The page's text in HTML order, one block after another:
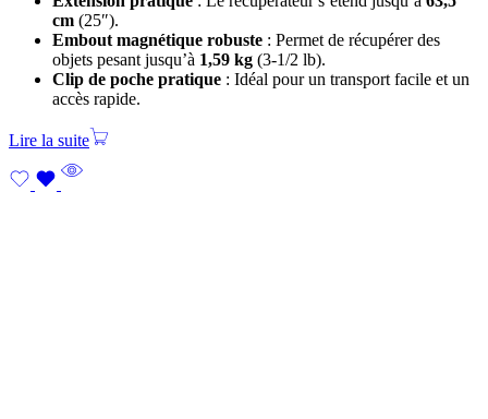
cm (25″).
Embout magnétique robuste : Permet de récupérer des
objets pesant jusqu’à 1,59 kg (3-1/2 lb).
Clip de poche pratique : Idéal pour un transport facile et un
accès rapide.
Lire la suite